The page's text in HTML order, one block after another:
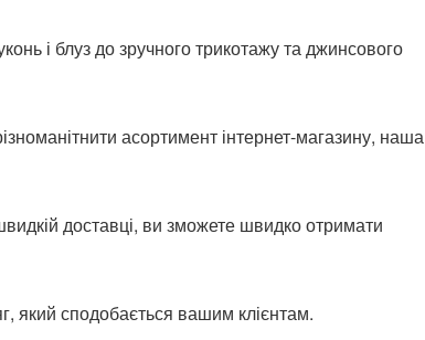
і блуз до зручного трикотажу та джинсового
асортимент інтернет-магазину, наша
доставці, ви зможете швидко отримати
який сподобається вашим клієнтам.